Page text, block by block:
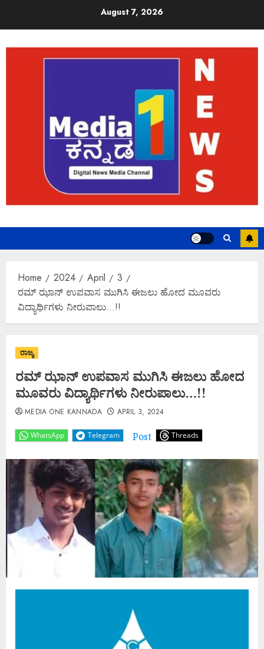
August 7, 2026
Home 2024 April
3
ರಮ್ ಝಾನ್ ಉಪವಾಸ ಮುಗಿಸಿ ಈಜಲು ಹೋದ ಮೂವರು
ವಿದ್ಯಾರ್ಥಿಗಳು ನೀರುಪಾಲು…!!
ರಾಜ್ಯ
ರಮ್ ಝಾನ್ ಉಪವಾಸ ಮುಗಿಸಿ ಈಜಲು ಹೋದ
ಮೂವರು ವಿದ್ಯಾರ್ಥಿಗಳು ನೀರುಪಾಲು…!!
WhatsApp Telegram Post Threads
MEDIA ONE KANNADA APRIL 3, 2024